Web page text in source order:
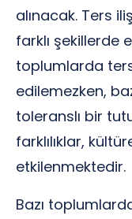
alınacak. Ters
farklı şekillerde
toplumlarda
edilemezken,
toleranslı bir
farklılıklar,
etkilenmektedir.
Bazı